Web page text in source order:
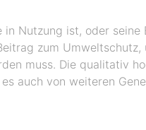
Nutzung ist, oder
zum
muss. Die qualitativ
auch von weiteren